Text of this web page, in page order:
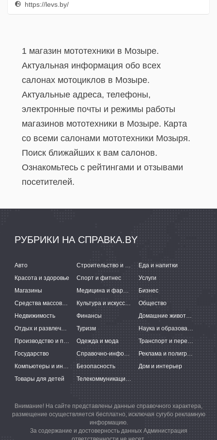
https://levs.by/
1 магазин мототехники в Мозыре.
Актуальная информация обо всех
салонах мотоциклов в Мозыре.
Актуальные адреса, телефоны,
электронные почты и режимы работы
магазинов мототехники в Мозыре. Карта
со всеми салонами мототехники Мозыря.
Поиск ближайших к вам салонов.
Ознакомьтесь с рейтингами и отзывами
посетителей.
РУБРИКИ НА СПРАВКА.BY
Авто Строительство и ремонт
Еда и напитки
Красота и здоровье
Спорт и фитнес
Услуги
Магазины
Медицина и фармацевтика
Бизнес
Средства массовой информации
Культура и искусство
Общество
Недвижимость
Финансы
Домашние животные
Отдых и развлечения
Туризм
Наука и образование
Производство и поставки
Одежда и мода
Транспорт и перевозки
Государство
Справочно-информационные системы
Реклама и полиграфия
Компьютеры и интернет
Безопасность
Дом и интерьер
Товары для детей
Телекоммуникации и связь
Внимание! На сайте представлены данные справочного характера,
размещение осуществляется бесплатно, исключая сугубо рекламную
информацию.
За содержание и достоверность данных Администрация